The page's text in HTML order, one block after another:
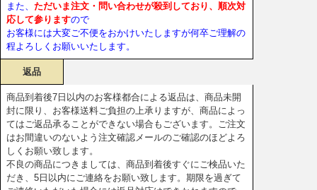
また、 ただいま注文・問い合わせが殺到しており、順次対
応して参りますので
お客様には大変ご不便をおかけいたしますが何卒ご理解の
程よろしくお願いいたします。
返品
商品到着後7日以内のお客様都合による返品は、商品未開
封に限り、お客様送料ご負担の上承りますが、商品によっ
てはご返品承ることができない場合もございます。ご注文
はお間違いのないよう注文確認メールのご確認のほどよろ
しくお願い致します。
不良の商品につきましては、商品到着後すぐにご検品いた
だき、5日以内にご連絡をお願い致します。期限を過ぎて